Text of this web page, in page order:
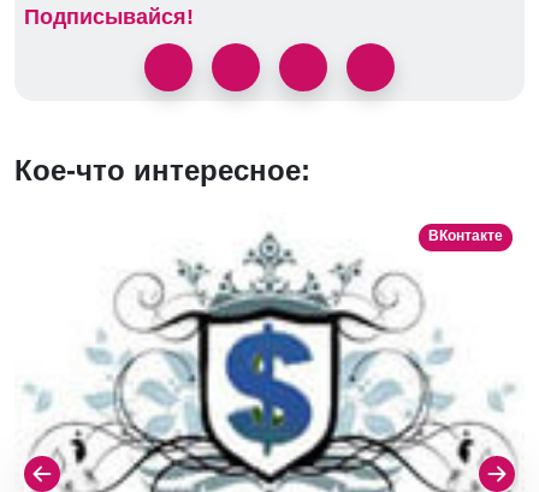
Подписывайся!
Кое-что интересное:
ВКонтакте